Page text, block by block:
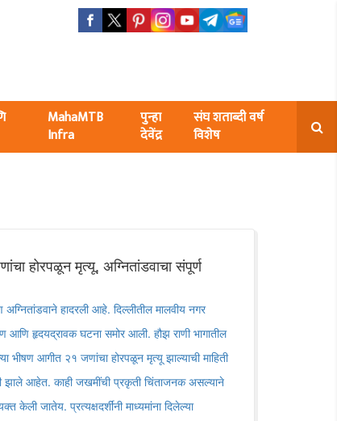
MahaMTB
Infra
पुन्हा
देवेंद्र
संघ शताब्दी वर्ष
विशेष
होरपळून मृत्यू, अग्नितांडवाचा संपूर्ण
हादरली आहे. दिल्लीतील मालवीय नगर
आणि हृदयद्रावक घटना समोर आली. हौझ राणी भागातील
भीषण आगीत २१ जणांचा होरपळून मृत्यू झाल्याची माहिती
आहेत. काही जखमींची प्रकृती चिंताजनक असल्याने
केली जातेय. प्रत्यक्षदर्शींनी माध्यमांना दिलेल्या